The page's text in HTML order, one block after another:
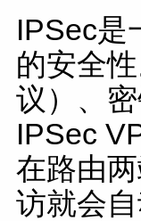
IPSec是
的安全
议）、
IPSec
在路由
访就会